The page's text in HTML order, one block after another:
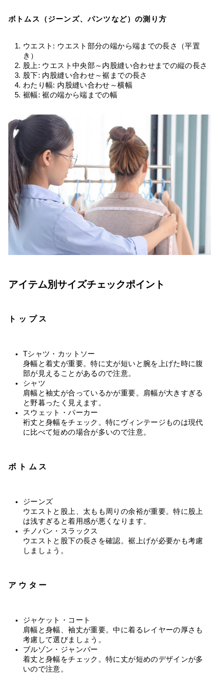
ボトムス（ジーンズ、パンツなど）の測り方
ウエスト: ウエスト部分の端から端までの長さ（平置
き）
股上: ウエスト中央部～内股縫い合わせまでの縦の長さ
股下: 内股縫い合わせ～裾までの長さ
わたり幅: 内股縫い合わせ～横幅
裾幅: 裾の端から端までの幅
アイテム別サイズチェックポイント
トップス
Tシャツ・カットソー
身幅と着丈が重要。特に丈が短いと腕を上げた時に腹
部が見えることがあるので注意。
シャツ
肩幅と袖丈が合っているかが重要。肩幅が大きすぎる
と野暮ったく見えます。
スウェット・パーカー
裄丈と身幅をチェック。特にヴィンテージものは現代
に比べて短めの場合が多いので注意。
ボトムス
ジーンズ
ウエストと股上、太もも周りの余裕が重要。特に股上
は浅すぎると着用感が悪くなります。
チノパン・スラックス
ウエストと股下の長さを確認。裾上げが必要かも考慮
しましょう。
アウター
ジャケット・コート
肩幅と身幅、袖丈が重要。中に着るレイヤーの厚さも
考慮して選びましょう。
ブルゾン・ジャンパー
着丈と身幅をチェック。特に丈が短めのデザインが多
いので注意。